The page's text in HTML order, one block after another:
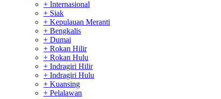
+ Internasional
+ Siak
+ Kepulauan Meranti
+ Bengkalis
+ Dumai
+ Rokan Hilir
+ Rokan Hulu
+ Indragiri Hilir
+ Indragiri Hulu
+ Kuansing
+ Pelalawan